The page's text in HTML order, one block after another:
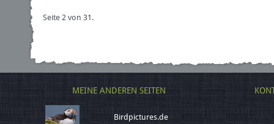
Seite 2 von 31.
MEINE ANDEREN SEITEN
Birdpictures.de